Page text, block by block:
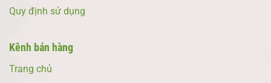
Quy định sử dụng
Kênh bán hàng
Trang chủ